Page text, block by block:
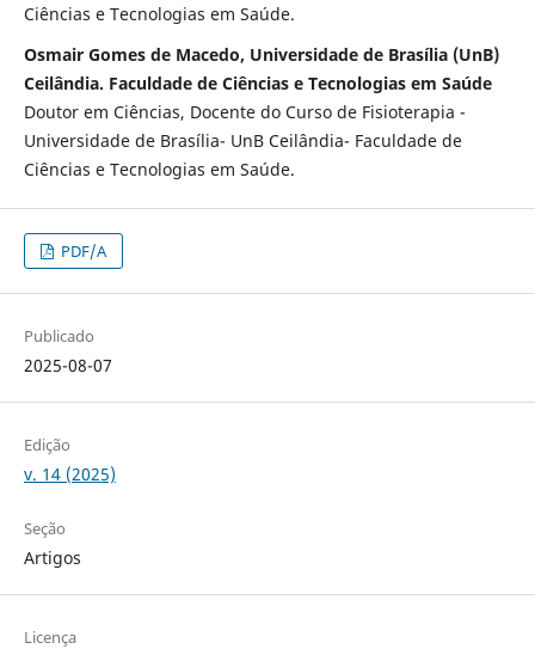
Ciências e Tecnologias em Saúde.
Osmair Gomes de Macedo, Universidade de Brasília (UnB)
Ceilândia. Faculdade de Ciências e Tecnologias em Saúde
Doutor em Ciências, Docente do Curso de Fisioterapia -
Universidade de Brasília- UnB Ceilândia- Faculdade de
Ciências e Tecnologias em Saúde.
PDF/A
Publicado
2025-08-07
Edição
v. 14 (2025)
Seção
Artigos
Licença